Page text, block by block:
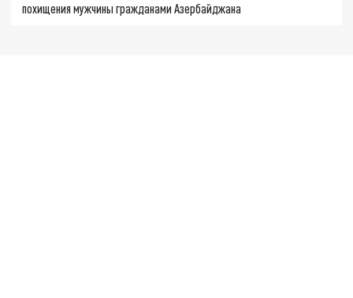
похищения мужчины гражданами Азербайджана